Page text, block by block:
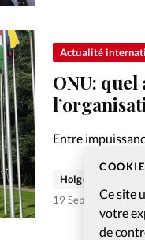
Ce site
votre
de
Actualité
ONU:
Entre
sur l’avenir de
Holger Wetjen
19 Sep 2025